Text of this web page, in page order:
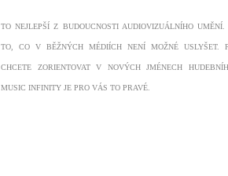
TO NEJLEPŠÍ Z BUDOUCNOSTI AUDIOVIZUÁLNÍHO
TO, CO V BĚŽNÝCH MÉDIÍCH NENÍ MOŽNÉ USLYŠET.
CHCETE ZORIENTOVAT V NOVÝCH JMÉNECH
MUSIC INFINITY JE PRO VÁS TO PRAVÉ.